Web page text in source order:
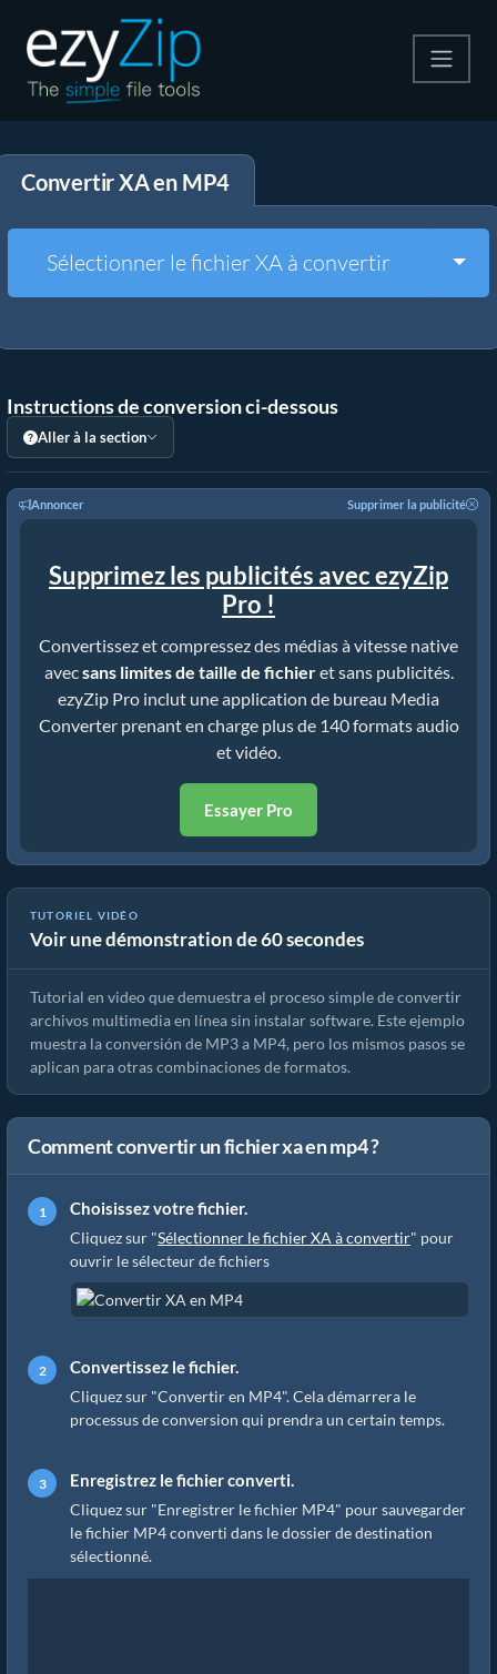
Décompresser
Autres outils
Convertir XA en MP4
Sélectionner le fichier XA à convertir
Instructions de conversion ci-dessous
Aller à la section
Annoncer Supprimer la publicité
Supprimez les publicités avec ezyZip
Pro !
Convertissez et compressez des médias à vitesse native
avecsans limites de taille de fichieret sans publicités.
ezyZip Pro inclut une application de bureau Media
Converter prenant en charge plus de 140 formats audio
et vidéo.
Essayer Pro
TUTORIEL VIDÉO
Voir une démonstration de 60 secondes
Cómo convertir archivos multimedia
Tutorial en video que demuestra el proceso simple de convertir
archivos multimedia en línea sin instalar software. Este ejemplo
muestra la conversión de MP3 a MP4, pero los mismos pasos se
aplican para otras combinaciones de formatos.
Comment convertir un fichier xa en mp4 ?
Choisissez votre fichier.
Cliquez sur "Sélectionner le fichier XA à convertir" pour
ouvrir le sélecteur de fichiers
Convertissez le fichier.
Cliquez sur "Convertir en MP4". Cela démarrera le
processus de conversion qui prendra un certain temps.
Enregistrez le fichier converti.
Cliquez sur "Enregistrer le fichier MP4" pour sauvegarder
le fichier MP4 converti dans le dossier de destination
sélectionné.